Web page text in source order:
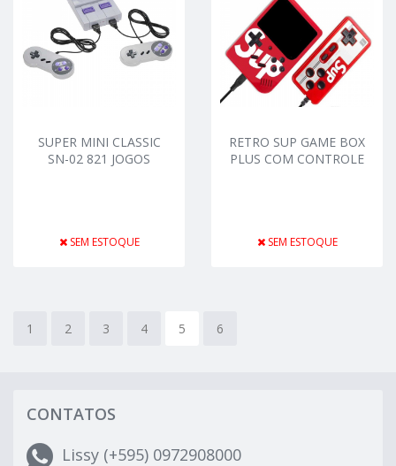
SUPER MINI CLASSIC
SN-02 821 JOGOS
SEM ESTOQUE
RETRO SUP GAME BOX
PLUS COM CONTROLE
SEM ESTOQUE
1 2 3 4 5 6
CONTATOS
Lissy (+595) 0972908000